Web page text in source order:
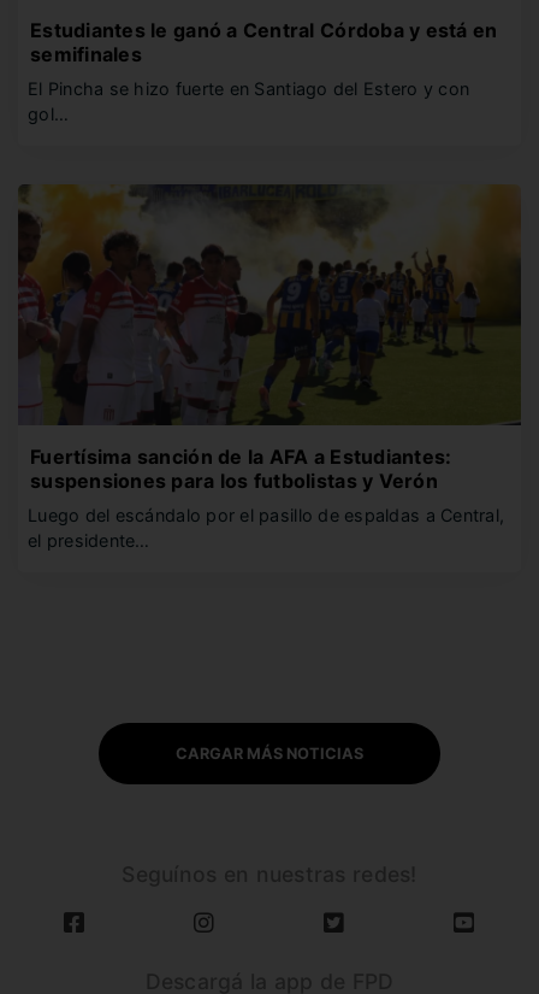
Estudiantes le ganó a Central Córdoba y está en
semifinales
El Pincha se hizo fuerte en Santiago del Estero y con
gol…
Fuertísima sanción de la AFA a Estudiantes:
suspensiones para los futbolistas y Verón
Luego del escándalo por el pasillo de espaldas a Central,
el presidente…
CARGAR MÁS NOTICIAS